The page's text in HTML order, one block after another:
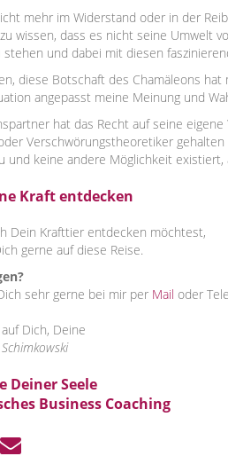
mehr im Widerstand oder in der
wissen, dass es nicht seine Umwelt
und dabei mit diesen
diese Botschaft des Chamäleons
angepasst meine Meinung und
hat das Recht auf seine
Verschwörungstheoretiker
und keine andere Möglichkeit existiert,
Kraft entdecken
Dein Krafttier entdecken möchtest,
gerne auf diese Reise.
sehr gerne bei mir per Mail oder
Dich, Deine
Deiner Seele
Business Coaching